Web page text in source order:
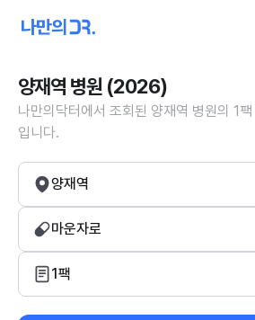
양재역 병원 (2026)
나만의닥터에서 조회된 양재역 병원의 1
입니다.
양재역
마운자로
1팩